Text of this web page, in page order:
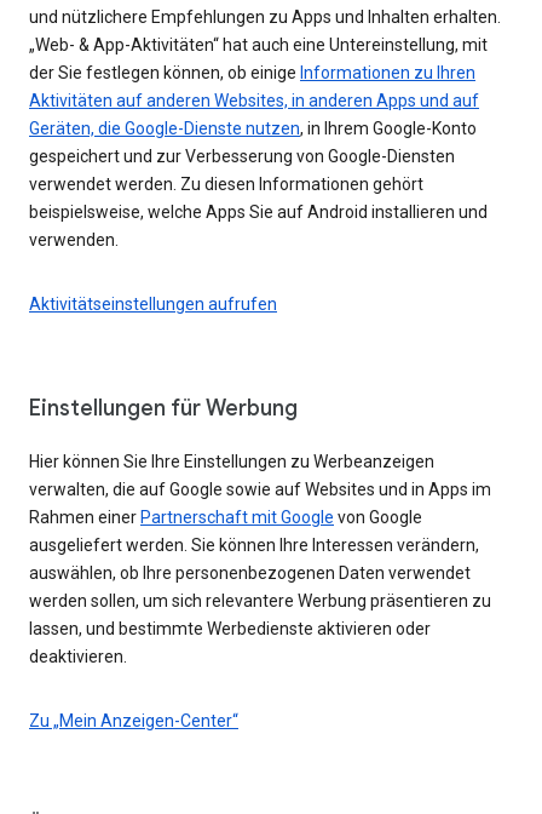
und nützlichere Empfehlungen zu Apps und Inhalten erhalten.
„Web- & App-Aktivitäten“ hat auch eine Untereinstellung, mit
der Sie festlegen können, ob einige Informationen zu Ihren
Aktivitäten auf anderen Websites, in anderen Apps und auf
Geräten, die Google-Dienste nutzen, in Ihrem Google-Konto
gespeichert und zur Verbesserung von Google-Diensten
verwendet werden. Zu diesen Informationen gehört
beispielsweise, welche Apps Sie auf Android installieren und
verwenden.
Aktivitätseinstellungen aufrufen
Einstellungen für Werbung
Hier können Sie Ihre Einstellungen zu Werbeanzeigen
verwalten, die auf Google sowie auf Websites und in Apps im
Rahmen einer Partnerschaft mit Google von Google
ausgeliefert werden. Sie können Ihre Interessen verändern,
auswählen, ob Ihre personenbezogenen Daten verwendet
werden sollen, um sich relevantere Werbung präsentieren zu
lassen, und bestimmte Werbedienste aktivieren oder
deaktivieren.
Zu „Mein Anzeigen-Center“